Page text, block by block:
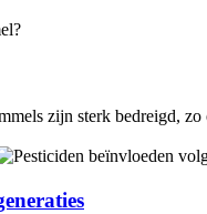
zijn sterk bedreigd,